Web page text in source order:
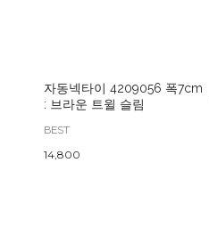
자동넥타이 4209056 폭7cm
: 브라운 트윌 슬림
BEST
14,800